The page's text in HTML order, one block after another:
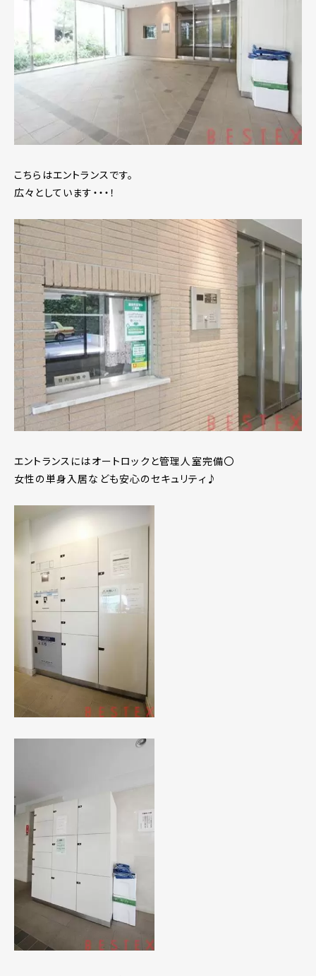
こちらはエントランスです。
広々としています・・・！
エントランスにはオートロックと管理人室完備〇
女性の単身入居なども安心のセキュリティ♪